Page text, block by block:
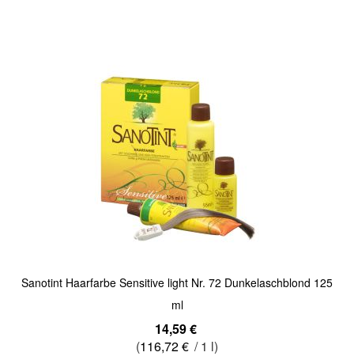
Sanotint Haarfarbe Sensitive light Nr. 72 Dunkelaschblond 125
ml
14,59 €
(116,72 € / 1 l)